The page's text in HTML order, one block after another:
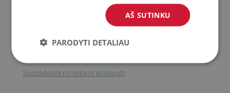
buvo atidaryta po pristatymo
Spustelėkite norėdami atsisiųsti
AŠ SUTINKU
PARODYTI DETALIAU